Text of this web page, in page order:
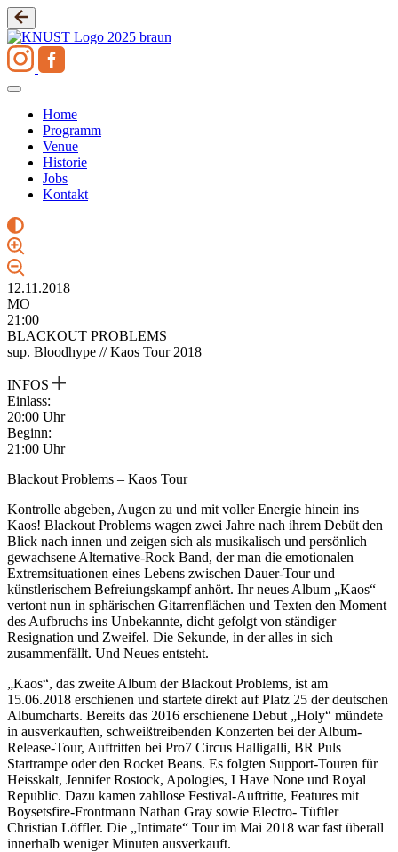
Zum
Inhalt
springen
Home
Programm
Venue
Historie
Jobs
Kontakt
12.11.2018
MO
21:00
BLACKOUT PROBLEMS
sup. Bloodhype // Kaos Tour 2018
INFOS
Einlass:
20:00 Uhr
Beginn:
21:00 Uhr
Blackout Problems – Kaos Tour
Kontrolle abgeben, Augen zu und mit voller Energie hinein ins
Kaos! Blackout Problems wagen zwei Jahre nach ihrem Debüt den
Blick nach innen und zeigen sich als musikalisch und persönlich
gewachsene Alternative-Rock Band, der man die emotionalen
Extremsituationen eines Lebens zwischen Dauer-Tour und
künstlerischem Befreiungskampf anhört. Ihr neues Album „Kaos“
vertont nun in sphärischen Gitarrenflächen und Texten den Moment
des Aufbruchs ins Unbekannte, dicht gefolgt von ständiger
Resignation und Zweifel. Die Sekunde, in der alles in sich
zusammenfällt. Und Neues entsteht.
„Kaos“, das zweite Album der Blackout Problems, ist am
15.06.2018 erschienen und startete direkt auf Platz 25 der deutschen
Albumcharts. Bereits das 2016 erschienene Debut „Holy“ mündete
in ausverkauften, schweißtreibenden Konzerten bei der Album-
Release-Tour, Auftritten bei Pro7 Circus Halligalli, BR Puls
Startrampe oder den Rocket Beans. Es folgten Support-Touren für
Heisskalt, Jennifer Rostock, Apologies, I Have None und Royal
Republic. Dazu kamen zahllose Festival-Auftritte, Features mit
Boysetsfire-Frontmann Nathan Gray sowie Electro- Tüftler
Christian Löffler. Die „Intimate“ Tour im Mai 2018 war fast überall
innerhalb weniger Minuten ausverkauft.